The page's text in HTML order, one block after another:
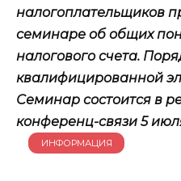
налогоплательщиков
семинаре об общих
налогового счета.
квалифицированной
Семинар состоится в
конференц-связи 5
ИНФОРМАЦИЯ